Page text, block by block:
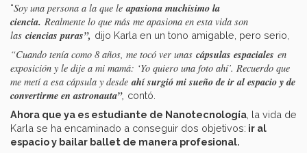
“Soy una persona a la que leapasiona muchísimo la
ciencia. Realmente lo que más me apasiona en esta vida son
las ciencias puras”, dijo Karla en un tono amigable, pero serio,
“Cuando tenía como 8 años, me tocó ver unas cápsulas espaciales en
exposición y le dije a mi mamá: ‘Yo quiero una foto ahí’. Recuerdo que
me metí a esa cápsula y desdeahí surgió mi sueño de ir al espacio y de
convertirme en astronauta”, contó.
Ahora que ya es estudiante de Nanotecnología , la vida de
Karla se ha encaminado a conseguir dos objetivos: ir al
espacio y bailar ballet de manera profesional.